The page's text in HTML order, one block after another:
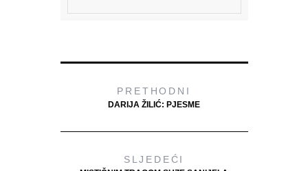
PRETHODNI
DARIJA ŽILIĆ: PJESME
SLJEDEĆI